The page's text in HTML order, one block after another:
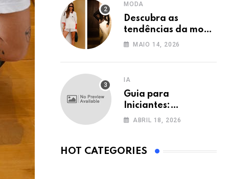
MODA
Descubra as
tendências da moda
de luxo com a
MAIO 14, 2026
IA
Guia para
Iniciantes:
Ferramentas de IA
ABRIL 18, 2026
HOT CATEGORIES